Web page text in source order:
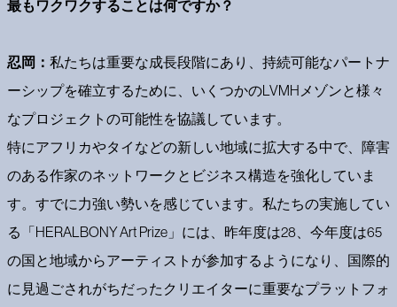
最もワクワクすることは何ですか？
忍岡： 私たちは重要な成長段階にあり、持続可能なパートナ
ーシップを確立するために、いくつかのLVMHメゾンと様々
なプロジェクトの可能性を協議しています。
特にアフリカやタイなどの新しい地域に拡大する中で、障害
のある作家のネットワークとビジネス構造を強化していま
す。すでに力強い勢いを感じています。私たちの実施してい
る「HERALBONY Art Prize」には、昨年度は28、今年度は65
の国と地域からアーティストが参加するようになり、国際的
に見過ごされがちだったクリエイターに重要なプラットフォ